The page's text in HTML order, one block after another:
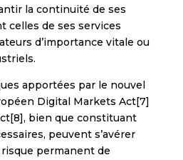
la continuité de ses
celles de ses services
d’importance vitale ou
apportées par le nouvel
Digital Markets Act[7]
bien que constituant
peuvent s’avérer
permanent de